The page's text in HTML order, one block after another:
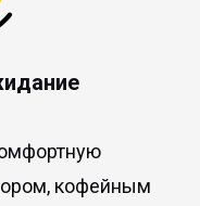
кофейным